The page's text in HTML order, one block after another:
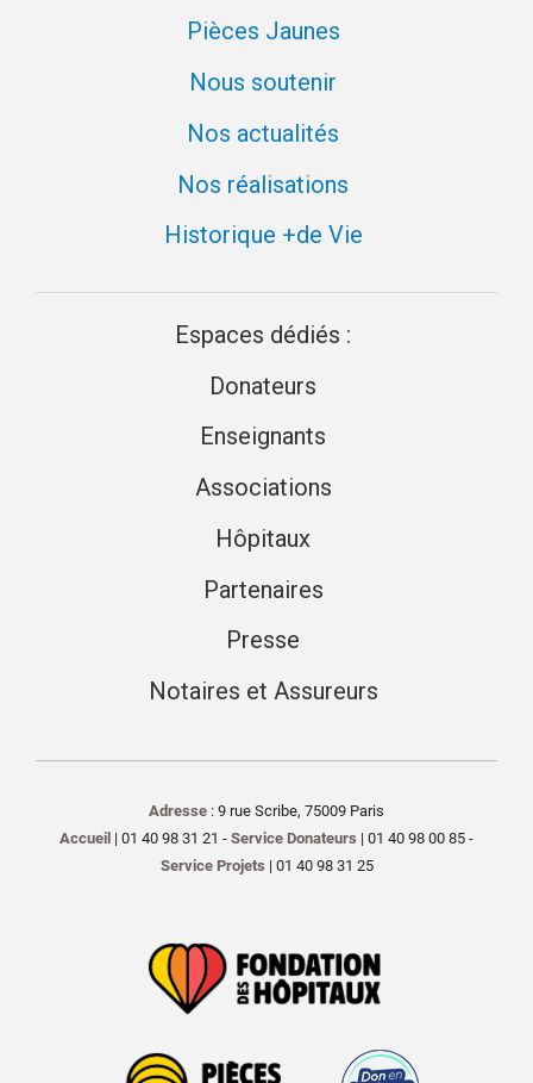
Pièces Jaunes
Nous soutenir
Nos actualités
Nos réalisations
Historique +de Vie
Espaces dédiés :
Donateurs
Enseignants
Associations
Hôpitaux
Partenaires
Presse
Notaires et Assureurs
Adresse : 9 rue Scribe, 75009 Paris
Accueil | 01 40 98 31 21 - Service Donateurs | 01 40 98 00 85 -
Service Projets | 01 40 98 31 25